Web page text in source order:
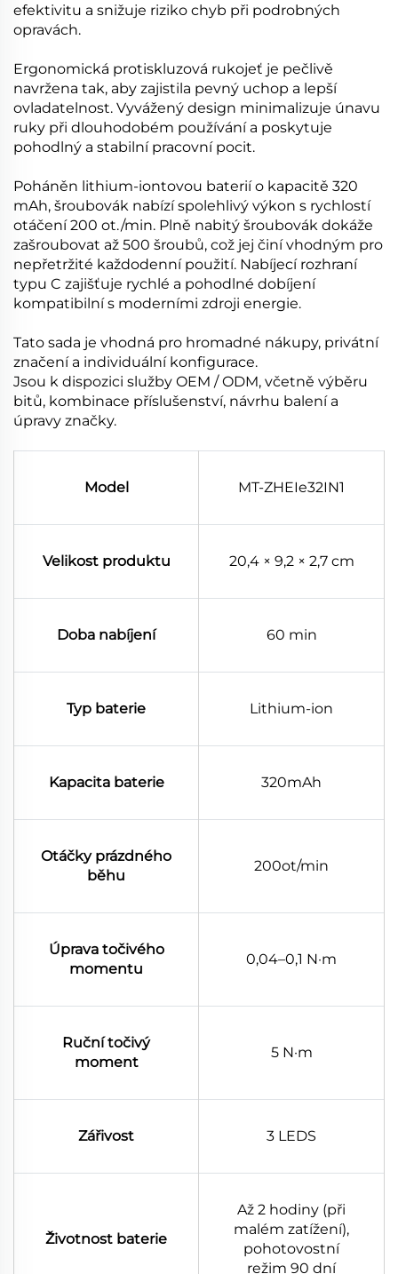
efektivitu a snižuje riziko chyb při podrobných
opravách.
Ergonomická protiskluzová rukojeť je pečlivě
navržena tak, aby zajistila pevný uchop a lepší
ovladatelnost. Vyvážený design minimalizuje únavu
ruky při dlouhodobém používání a poskytuje
pohodlný a stabilní pracovní pocit.
Poháněn lithium-iontovou baterií o kapacitě 320
mAh, šroubovák nabízí spolehlivý výkon s rychlostí
otáčení 200 ot./min. Plně nabitý šroubovák dokáže
zašroubovat až 500 šroubů, což jej činí vhodným pro
nepřetržité každodenní použití. Nabíjecí rozhraní
typu C zajišťuje rychlé a pohodlné dobíjení
kompatibilní s moderními zdroji energie.
Tato sada je vhodná pro hromadné nákupy, privátní
značení a individuální konfigurace.
Jsou k dispozici služby OEM / ODM, včetně výběru
bitů, kombinace příslušenství, návrhu balení a
úpravy značky.
Model MT-ZHEIe32IN1
Velikost produktu 20,4 × 9,2 × 2,7 cm
Doba nabíjení 60 min
Typ baterie Lithium-ion
Kapacita baterie 320mAh
Otáčky prázdného
běhu
200ot/min
Úprava točivého
momentu
0,04–0,1 N·m
Ruční točivý
moment
5 N·m
Zářivost 3 LEDS
Životnost baterie
Až 2 hodiny (při
malém zatížení),
pohotovostní
režim 90 dní